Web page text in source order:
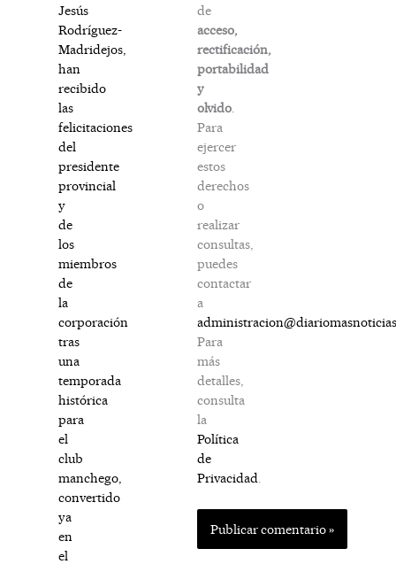
Jesús
Rodríguez-
Madridejos,
han
recibido
las
felicitaciones
del
presidente
provincial
y
de
los
miembros
de
la
corporación
tras
una
temporada
histórica
para
el
club
manchego,
convertido
ya
en
el
de
acceso,
rectificación,
portabilidad
y
olvido
Para
ejercer
estos
derechos
o
realizar
consultas,
puedes
contactar
a
Para
más
detalles,
consulta
la
Política
de
Privacidad